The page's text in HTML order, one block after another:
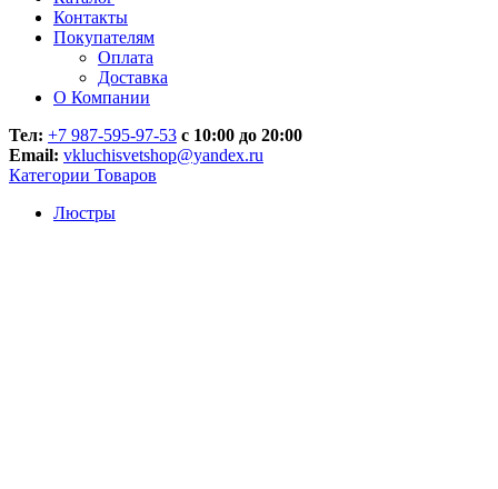
Контакты
Покупателям
Оплата
Доставка
О Компании
Тел: +7 987-595-97-53 с 10:00 до 20:00
Email: vkluchisvetshop@yandex.ru
Категории Товаров
Люстры